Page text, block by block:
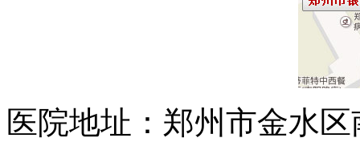
医院地址：郑州市金水